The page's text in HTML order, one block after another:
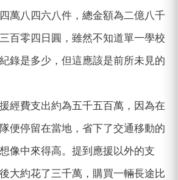
萬八四六八件，總金額為二億八千
百零四日圓，雖然不知道單一學校
錄是多少，但這應該是前所未見的
經費支出約為五千五百萬，因為在
便停留在當地，省下了交通移動的
像中來得高。提到應援以外的支
大約花了三千萬，購買一輛長途比